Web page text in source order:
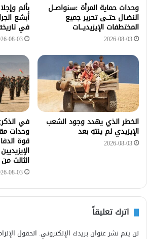
وحدات حماية المرأة :سنواصــل
النضـال حتــى تحرير جميع
المختطفات الإيزيديـــات
2026-08-03
بألم
أبشع
في
08-03
الخطر الذي يهدد وجود الشعب
الإيزيدي لم ينتهِ بعد
2026-08-03
في
قوة
الثالث
08-03
اترك تعليقاً
لن يتم نشر عنوان بريدك الإلكتروني. الحقول